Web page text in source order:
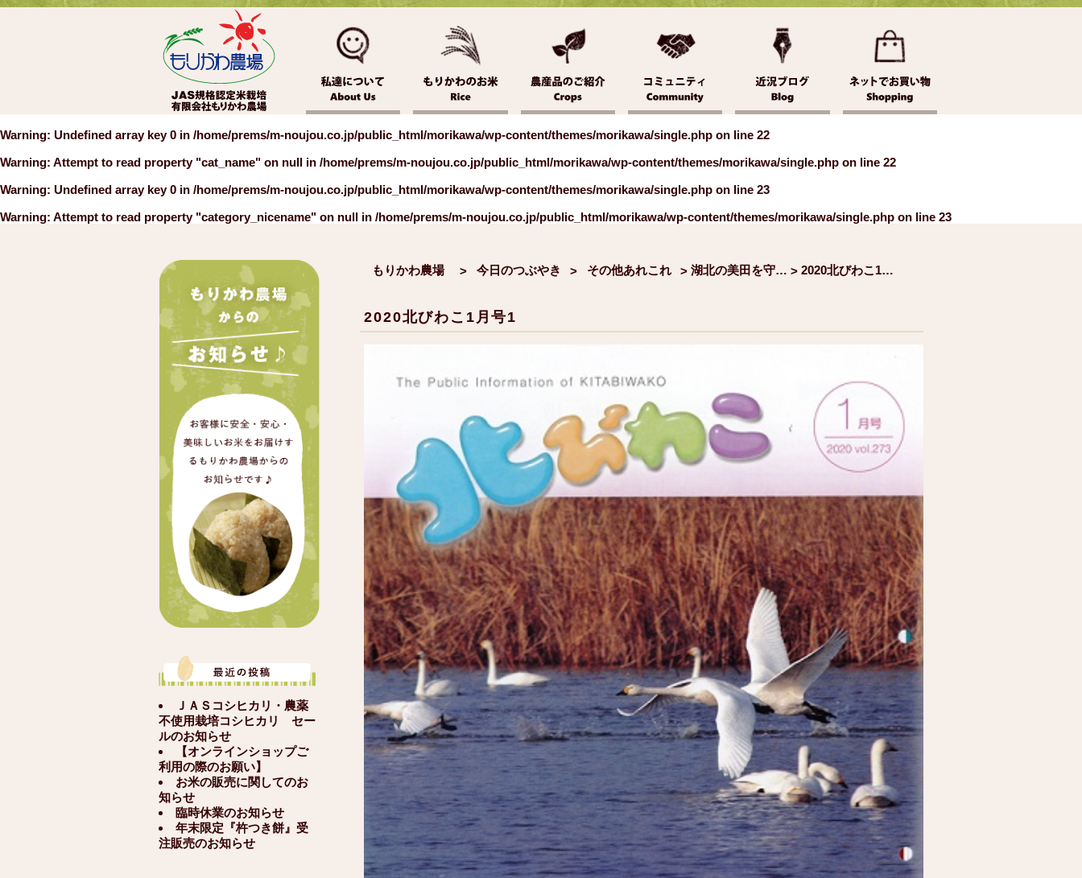
Warning: Undefined array key 0 in /home/prems/m-noujou.co.jp/public_html/morikawa/wp-content/themes/morikawa/single.php on line 22
Warning: Attempt to read property "cat_name" on null in /home/prems/m-noujou.co.jp/public_html/morikawa/wp-content/themes/morikawa/single.php on line 22
Warning: Undefined array key 0 in /home/prems/m-noujou.co.jp/public_html/morikawa/wp-content/themes/morikawa/single.php on line 23
Warning: Attempt to read property "category_nicename" on null in /home/prems/m-noujou.co.jp/public_html/morikawa/wp-content/themes/morikawa/single.php on line 23
ＪＡＳコシヒカリ・農薬
不使用栽培コシヒカリ セー
ルのお知らせ
【オンラインショップご
利用の際のお願い】
お米の販売に関してのお
知らせ
臨時休業のお知らせ
年末限定『杵つき餅』受
注販売のお知らせ
もりかわ農場 > 今日のつぶやき > その他あれこれ > 湖北の美田を守りながら > 2020北びわこ1月号1
2020北びわこ1月号1